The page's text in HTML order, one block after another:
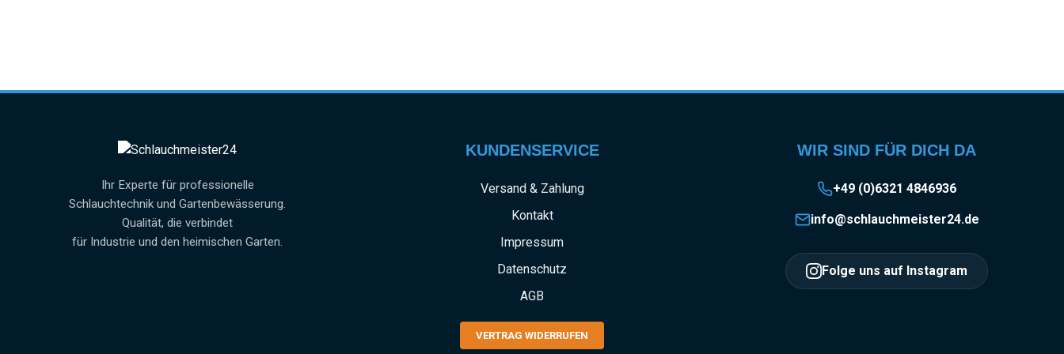
Ihr Experte für professionelle
Schlauchtechnik und Gartenbewässerung.
Qualität, die verbindet
für Industrie und den heimischen Garten.
KUNDENSERVICE
Versand & Zahlung
Kontakt
Impressum
Datenschutz
AGB
VERTRAG WIDERRUFEN
WIR SIND FÜR DICH DA
+49 (0)6321 4846936
info@schlauchmeister24.de
Folge uns auf Instagram